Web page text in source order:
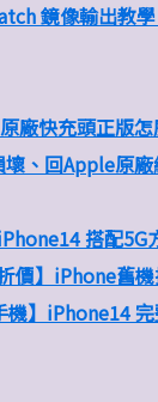
鏡像輸出教學
廠快充頭正版怎
、回Apple原
搭配5G
價】iPhone舊機
機】iPhone14